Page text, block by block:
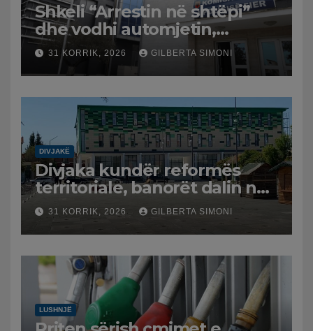
Shkeli “Arrestin në shtëpi”
dhe vodhi automjetin,
arrestohet 43-vjeçari
31 KORRIK, 2026 GILBERTA SIMONI
DIVJAKË
Divjaka kundër reformës
territoriale, banorët dalin në
protestë.
31 KORRIK, 2026 GILBERTA SIMONI
LUSHNJË